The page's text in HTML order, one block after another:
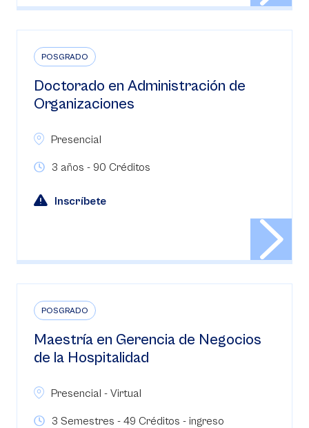
POSGRADO
Doctorado en Administración de
Organizaciones
Presencial
3 años - 90 Créditos
Inscríbete
POSGRADO
Maestría en Gerencia de Negocios
de la Hospitalidad
Presencial - Virtual
3 Semestres - 49 Créditos - ingreso